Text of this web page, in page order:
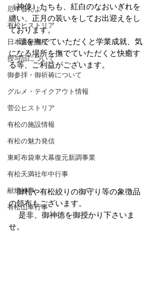
厄年会だより
有松ヒストリア
日本遺産有松
授与品について
御参拝・御祈祷について
グルメ・テイクアウト情報
菅公ヒストリア
有松の施設情報
有松の魅力発信
東町布袋車大幕復元新調事業
有松天満社年中行事
献燈神事
有松山車行事
（神使）たちも、紅白のなおいぎれを
纏い、正月の装いをしてお出迎えをし
ております。
頭を撫でていただくと学業成就、気
になる場所を撫でていただくと快癒す
る等、ご利益がございます。
御札や有松絞りの御守り等の象徴品
の領布もございます。
せ。